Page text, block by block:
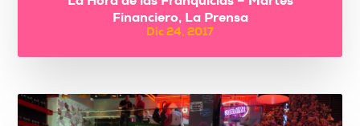
Financiero, La Prensa
Dic 24, 2017